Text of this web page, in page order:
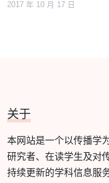
2017 年 10 月 17 日
关于
本网站是一个以传播学
研究者、在读学生及对
持续更新的学科信息服